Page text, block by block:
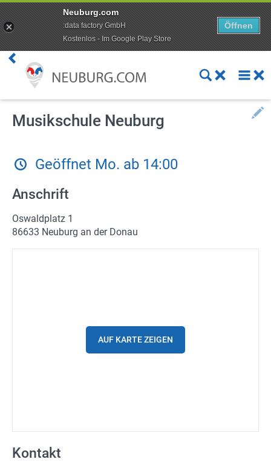
Neuburg.com
:data factory GmbH
Kostenlos - Im Google Play Store
Öffnen
Musikschule Neuburg
Geöffnet Mo. ab 14:00
Anschrift
Oswaldplatz 1
86633 Neuburg an der Donau
AUF KARTE ZEIGEN
Kontakt
Premium Kunde werden
Aktuelles
Veranstaltungen
Online Shops
Essen bestellen
Lieferdienste
ÖPNV